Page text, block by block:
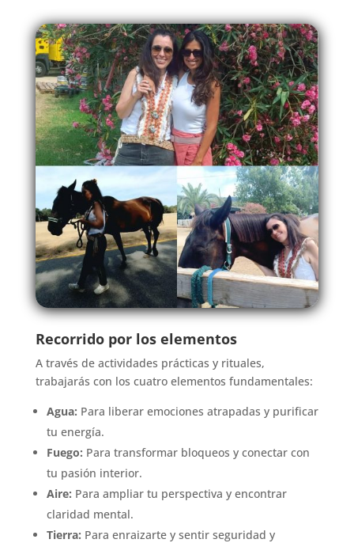
Recorrido por los elementos
A través de actividades prácticas y rituales,
trabajarás con los cuatro elementos fundamentales:
Agua: Para liberar emociones atrapadas y purificar
tu energía.
Fuego: Para transformar bloqueos y conectar con
tu pasión interior.
Aire: Para ampliar tu perspectiva y encontrar
claridad mental.
Tierra: Para enraizarte y sentir seguridad y